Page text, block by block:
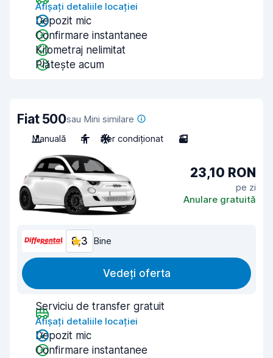
Afișați detaliile locației
Depozit mic
Confirmare instantanee
Kilometraj nelimitat
Plătește acum
Fiat 500sau Mini similare
Manuală
4 Aer condiționat 3
23,10 RON
pe zi
Anulare gratuită
8,3 Bine
Vedeți oferta
Serviciu de transfer gratuit
Afișați detaliile locației
Depozit mic
Confirmare instantanee